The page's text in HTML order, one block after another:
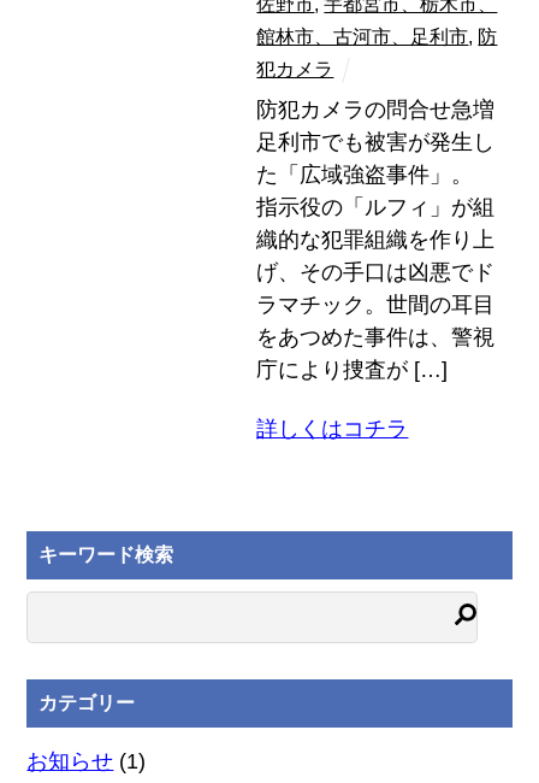
館林市、古河市、足利市, 防
犯カメラ
防犯カメラの問合せ急増
足利市でも被害が発生し
た「広域強盗事件」。
指示役の「ルフィ」が組
織的な犯罪組織を作り上
げ、その手口は凶悪でド
ラマチック。世間の耳目
をあつめた事件は、警視
庁により捜査が […]
詳しくはコチラ
キーワード検索
カテゴリー
お知らせ (1)